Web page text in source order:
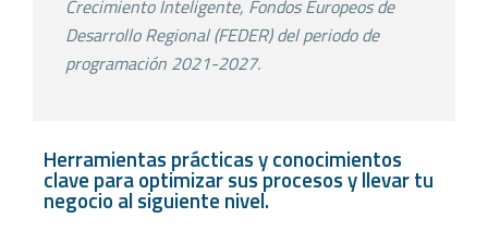
Crecimiento Inteligente, Fondos Europeos de
Desarrollo Regional (FEDER) del periodo de
programación 2021-2027.
Herramientas prácticas y conocimientos
clave para optimizar sus procesos y llevar tu
negocio al siguiente nivel.